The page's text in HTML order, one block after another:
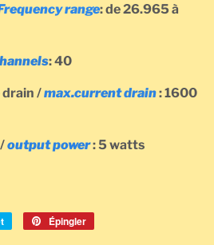
range: de 26.965 à
: 40
drain /max.current drain: 1600
output power: 5 watts
Tweeter
Épingler